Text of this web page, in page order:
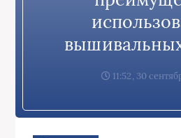
11:52, 30